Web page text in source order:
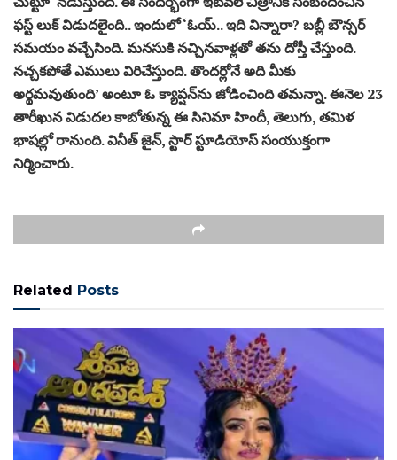
ఫస్ట్ లుక్ విడుదలైంది.. ఇందులో ‘ఓయ్‌.. ఇది విన్నారా? బబ్లీ బౌన్సర్‌
సమయం వచ్చేసింది. మనసుకి నచ్చినవాళ్లతో తను దోస్తీ చేస్తుంది.
నచ్చకపోతే ఎములు విరిచేస్తుంది. తొందర్లోనే అది మీకు
అర్థమవుతుంది’ అంటూ ఓ క్యాప్షన్‌ను జోడించింది తమన్నా. ఈనెల 23
తారీఖున విడుదల కాబోతున్న ఈ సినిమా హిందీ, తెలుగు, తమిళ
భాషల్లో రానుంది. వినీత్‌ జైన్‌, స్టార్‌ స్టూడియోస్‌ సంయుక్తంగా
నిర్మించారు.
Related Posts